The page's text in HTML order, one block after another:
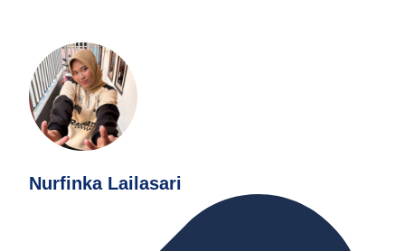
Nurfinka Lailasari